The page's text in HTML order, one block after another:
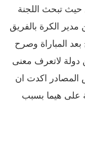
تبحث اللجنة
الكرة بالفريق
بعد المباراة وصرح
دولة لاتعرف معنى
اكدت ان
على هيما بسبب